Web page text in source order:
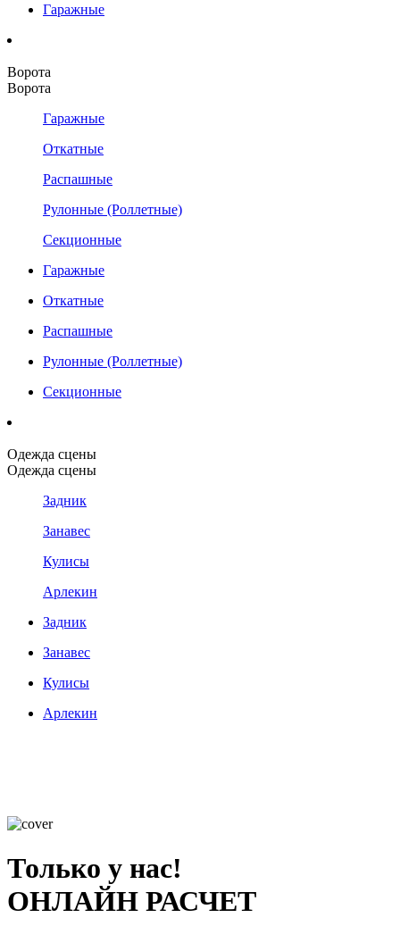
Гаражные
Ворота
Ворота
Гаражные
Откатные
Распашные
Рулонные (Роллетные)
Секционные
Гаражные
Откатные
Распашные
Рулонные (Роллетные)
Секционные
Одежда сцены
Одежда сцены
Задник
Занавес
Кулисы
Арлекин
Задник
Занавес
Кулисы
Арлекин
Только у нас!
ОНЛАЙН РАСЧЕТ